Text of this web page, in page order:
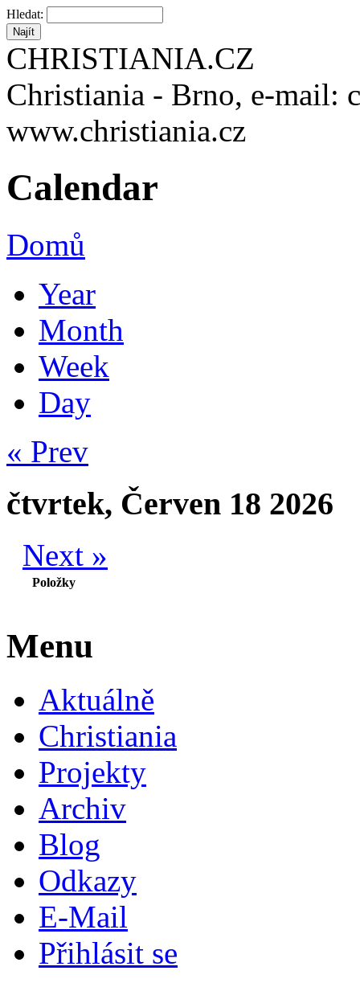
Hledat:
CHRISTIANIA.CZ
Christiania - Brno, e-mail:
www.christiania.cz
Calendar
Domů
Year
Month
Week
Day
« Prev
čtvrtek, Červen 18 2026
Next »
Položky
Menu
Aktuálně
Christiania
Projekty
Archiv
Blog
Odkazy
E-Mail
Přihlásit se